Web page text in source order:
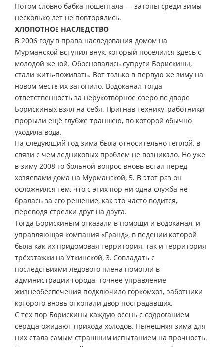
Потом словно бабка пошептала — затопы среди зимы
несколько лет не повторялись.
ХЛОПОТНОЕ НАСЛЕДСТВО
В 2006 году в права наследования домом на
Мурманской вступил внук, который поселился здесь с
молодой женой. Обосновались супруги Борискины,
стали жить-поживать. Вот только в первую же зиму на
новом месте их затопило. Водоканал тогда
ответственность за нерукотворное озеро во дворе
Борискиных взял на себя. Пригнав технику, работники
прорыли ещё глубже траншею, по которой обычно
уходила вода.
На следующий год зима была относительно тёплой, в
связи с чем ледниковых проблем не возникало. Но уже
в зиму 2008-го больной вопрос вновь встал перед
хозяевами дома на Мурманской, 5. В этот раз он
осложнился тем, что с этих пор ни одна служба не
бралась за его решение, как это часто водится,
переводя стрелки друг на друга.
Тогда Борискиным отказали в помощи и водоканал, и
управляющая компания «Гранд», в ведении которой
была как их придомовая территория, так и территория
трёхэтажки на Уткинской, 3. Совладать с
последствиями ледового плена помогли в
администрации города, точнее управление
жизнеобеспечения подключило горкомхоз, работники
которого вновь откопали двор пострадавших.
С тех пор Борискины каждую осень с содроганием
сердца ожидают прихода холодов. Нынешняя зима для
них стала самым страшным испытанием на прочность.